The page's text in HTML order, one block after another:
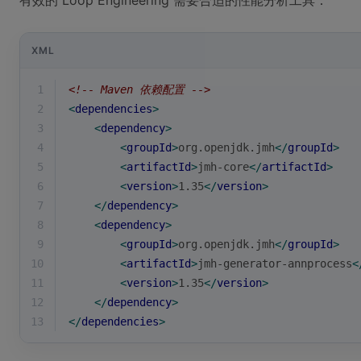
XML
1
<!-- Maven 依赖配置 -->
2
<dependencies>
3
<dependency>
4
<groupId>org.openjdk.jmh</groupId>
5
<artifactId>jmh-core</artifactId>
6
<version>1.35</version>
7
</dependency>
8
<dependency>
9
<groupId>org.openjdk.jmh</groupId>
10
<artifactId>jmh-generator-annprocess
11
<version>1.35</version>
12
</dependency>
13
</dependencies>